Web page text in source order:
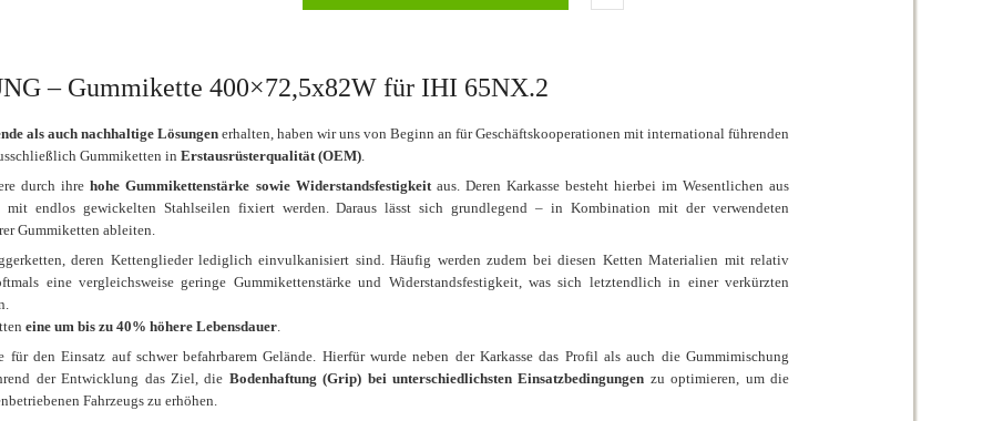
– Gummikette 400×72,5x82W für IHI 65NX.2
als auch nachhaltige Lösungen erhalten, haben wir uns von Beginn an für Geschäftskooperationen mit international führenden
Gummiketten in Erstausrüsterqualität (OEM).
durch ihrehohe Gummikettenstärke sowie Widerstandsfestigkeitaus. Deren Karkasse besteht hierbei im Wesentlichen aus
mit endlos gewickelten Stahlseilen fixiert werden. Daraus lässt sich grundlegend – in Kombination mit der verwendeten
Gummiketten ableiten.
deren Kettenglieder lediglich einvulkanisiert sind. Häufig werden zudem bei diesen Ketten Materialien mit relativ
eine vergleichsweise geringe Gummikettenstärke und Widerstandsfestigkeit, was sich letztendlich in einer verkürzten
eine um bis zu 40% höhere Lebensdauer.
für den Einsatz auf schwer befahrbarem Gelände. Hierfür wurde neben der Karkasse das Profil als auch die Gummimischung
der Entwicklung das Ziel, die Bodenhaftung (Grip) bei unterschiedlichsten Einsatzbedingungen zu optimieren, um die
Fahrzeugs zu erhöhen.